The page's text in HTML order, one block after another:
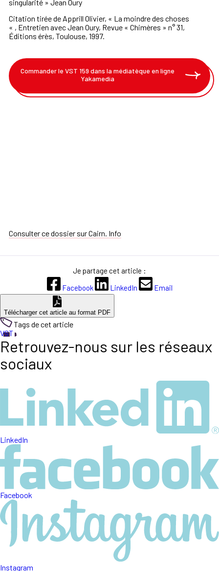
singularité » Jean Oury
Citation tirée de Apprill Olivier, « La moindre des choses
« , Entretien avec Jean Oury, Revue « Chimères » n° 31,
Éditions érès, Toulouse, 1997.
Commander le VST 159 dans la médiatèque en ligne
Yakamedia
Consulter ce dossier sur Cairn. Info
Je partage cet article :
Facebook
LinkedIn Email
Télécharger cet article au format PDF
Tags de cet article
VST
Retrouvez-nous sur les réseaux
sociaux
LinkedIn
Facebook
Instagram